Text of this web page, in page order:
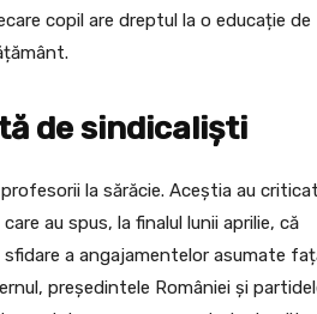
copil are dreptul la o educație de
de sindicaliști
la sărăcie. Aceștia au
au spus, la finalul lunii aprilie, că
a angajamentelor asumate
președintele României și